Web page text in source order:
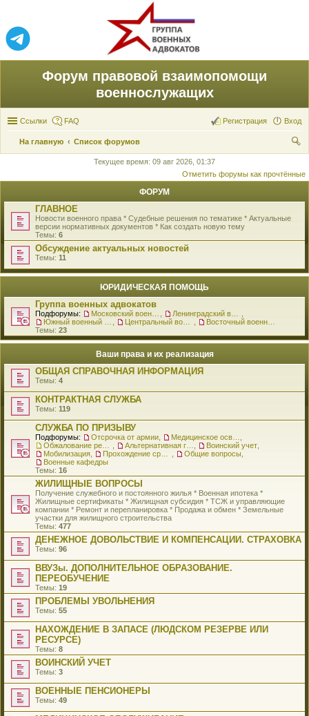
Форум правовой взаимопомощи
военнослужащих
Ссылки FAQ Вход
Регистрация
На главную
Список форумов
ск
Текущее время: 09 авг 2026, 01:37
Отметить форумы как прочтённые
ФОРУМ
ГЛАВНОЕ
Новости военного права * Судебные решения по тематике * Актуальные
версии нормативных документов * Как создать новую тему
Темы: 6
Обсуждение актуальных новостей
Темы: 11
ЮРИДИЧЕСКАЯ ПОМОЩЬ
Группа военных адвокатов
Подфорумы:
Темы: 23
Ваши права и их реализация
ОБЩАЯ СПРАВОЧНАЯ ИНФОРМАЦИЯ
Темы: 4
КОНТРАКТНАЯ СЛУЖБА
Темы: 119
СЛУЖБА ПО ПРИЗЫВУ
Подфорумы: Отсрочка от армии
Воинский учет
Мобилизация
Общие вопросы
Военные кафедры
Темы: 16
ЖИЛИЩНЫЕ ВОПРОСЫ
Получение служебного и постоянного жилья * Военная ипотека *
Жилищные сертификаты * Жилищная субсидия * ТСЖ и управляющие
компании * Ремонт и перепланировка * Продажа и обмен * Земельные
участки для жилищного строительства
Темы: 477
ДЕНЕЖНОЕ ДОВОЛЬСТВИЕ И КОМПЕНСАЦИИ. СТРАХОВКА
Темы: 96
ВВУЗы. ДОПОЛНИТЕЛЬНОЕ ОБРАЗОВАНИЕ.
ПЕРЕОБУЧЕНИЕ
Темы: 19
ПРОБЛЕМЫ УВОЛЬНЕНИЯ
Темы: 55
НАХОЖДЕНИЕ В ЗАПАСЕ (ЛЮДСКОМ РЕЗЕРВЕ ИЛИ
РЕСУРСЕ)
Темы: 8
ВОИНСКИЙ УЧЕТ
Темы: 3
ВОЕННЫЕ ПЕНСИОНЕРЫ
Темы: 49